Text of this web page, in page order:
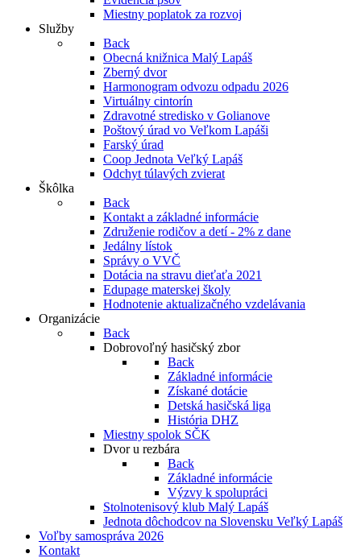
Miestny poplatok za rozvoj
Služby
Back
Obecná knižnica Malý Lapáš
Zberný dvor
Harmonogram odvozu odpadu 2026
Virtuálny cintorín
Zdravotné stredisko v Golianove
Poštový úrad vo Veľkom Lapáši
Farský úrad
Coop Jednota Veľký Lapáš
Odchyt túlavých zvierat
Škôlka
Back
Kontakt a základné informácie
Združenie rodičov a detí - 2% z dane
Jedálny lístok
Správy o VVČ
Dotácia na stravu dieťaťa 2021
Edupage materskej školy
Hodnotenie aktualizačného vzdelávania
Organizácie
Back
Dobrovoľný hasičský zbor
Back
Základné informácie
Získané dotácie
Detská hasičská liga
História DHZ
Miestny spolok SČK
Dvor u rezbára
Back
Základné informácie
Výzvy k spolupráci
Stolnotenisový klub Malý Lapáš
Jednota dôchodcov na Slovensku Veľký Lapáš
Voľby samospráva 2026
Kontakt